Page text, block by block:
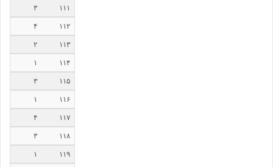
۱۱۱ ۳
۱۱۲ ۴
۱۱۳ ۲
۱۱۴ ۱
۱۱۵ ۳
۱۱۶ ۱
۱۱۷ ۴
۱۱۸ ۳
۱۱۹ ۱